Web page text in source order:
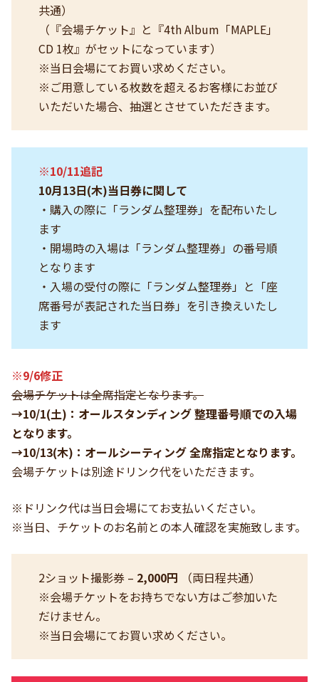
共通）
（『会場チケット』と『4th Album「MAPLE」
CD 1枚』がセットになっています）
※当日会場にてお買い求めください。
※ご用意している枚数を超えるお客様にお並び
いただいた場合、抽選とさせていただきます。
※10/11追記
10月13日(木)当日券に関して
・購入の際に「ランダム整理券」を配布いたし
ます
・開場時の入場は「ランダム整理券」の番号順
となります
・入場の受付の際に「ランダム整理券」と「座
席番号が表記された当日券」を引き換えいたし
ます
※9/6修正
会場チケットは全席指定となります。
→10/1(土)：オールスタンディング 整理番号順での入場
となります。
→10/13(木)：オールシーティング 全席指定となります。
会場チケットは別途ドリンク代をいただきます。
※ドリンク代は当日会場にてお支払いください。
※当日、チケットのお名前との本人確認を実施致します。
2ショット撮影券 – 2,000円 （両日程共通）
※会場チケットをお持ちでない方はご参加いた
だけません。
※当日会場にてお買い求めください。